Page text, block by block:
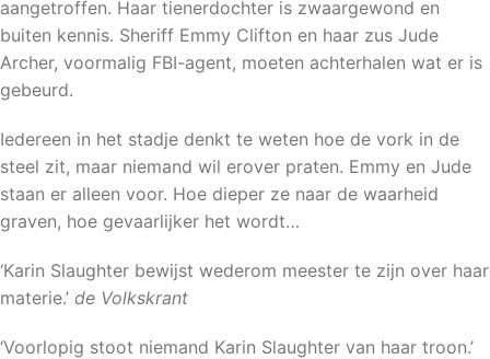
aangetroffen. Haar tienerdochter is zwaargewond en
buiten kennis. Sheriff Emmy Clifton en haar zus Jude
Archer, voormalig FBI-agent, moeten achterhalen wat er is
gebeurd.
Iedereen in het stadje denkt te weten hoe de vork in de
steel zit, maar niemand wil erover praten. Emmy en Jude
staan er alleen voor. Hoe dieper ze naar de waarheid
graven, hoe gevaarlijker het wordt…
‘Karin Slaughter bewijst wederom meester te zijn over haar
materie.’ de Volkskrant
‘Voorlopig stoot niemand Karin Slaughter van haar troon.’